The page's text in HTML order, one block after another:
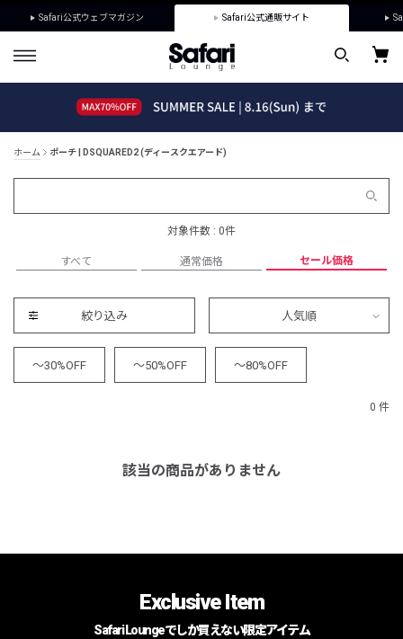
Safari公式ウェブマガジン Safari公式通販サイト
ホーム ポーチ | DSQUARED2 (ディースクエアード)
対象件数 : 0件
すべて 通常価格 セール価格
絞り込み 人気順
～30%OFF ～50%OFF ～80%OFF
0 件
該当の商品がありません
Exclusive Item
Safari Loungeでしか買えない限定アイテム